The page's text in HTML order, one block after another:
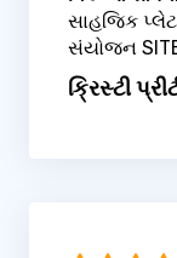
સાહજિક
સંયોજન
ક્રિસ્ટી